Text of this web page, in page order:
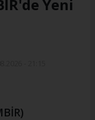
Yeni